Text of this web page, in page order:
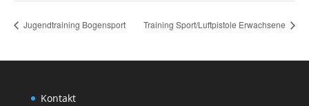
Jugendtraining Bogensport Training Sport/Luftpistole Erwachsene
Kontakt